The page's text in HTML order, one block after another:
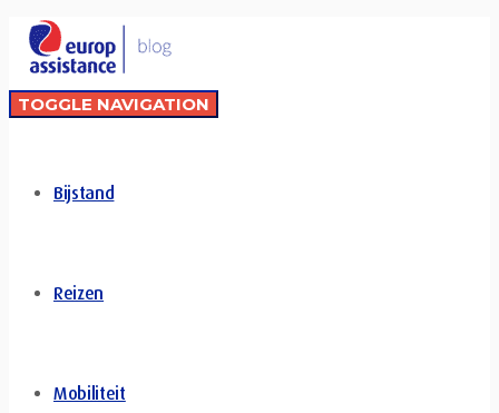
TOGGLE NAVIGATION
Bijstand
Reizen
Mobiliteit